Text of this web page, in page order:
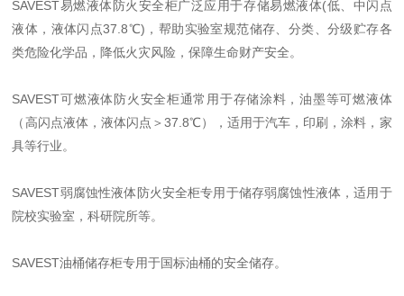
SAVEST易燃液体防火安全柜广泛应用于存储易燃液体(低、中闪点
液体，液体闪点37.8℃)，帮助实验室规范储存、分类、分级贮存各
类危险化学品，降低火灾风险，保障生命财产安全。
SAVEST可燃液体防火安全柜通常用于存储涂料，油墨等可燃液体
（高闪点液体，液体闪点＞37.8℃），适用于汽车，印刷，涂料，家
具等行业。
SAVEST弱腐蚀性液体防火安全柜专用于储存弱腐蚀性液体，适用于
院校实验室，科研院所等。
SAVEST油桶储存柜专用于国标油桶的安全储存。